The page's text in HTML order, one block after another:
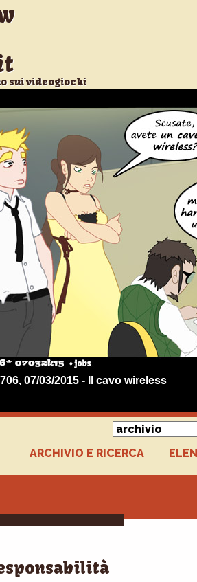
sui videogiochi
706, 07/03/2015 - Il cavo wireless
ARCHIVIO E RICERCA